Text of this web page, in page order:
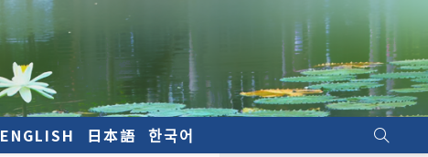
ENGLISH 日本語 한국어